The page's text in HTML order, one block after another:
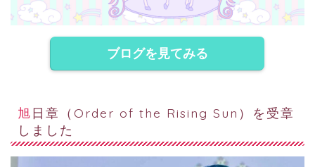
ブログを見てみる
旭日章（Order of the Rising Sun）を受章
しました